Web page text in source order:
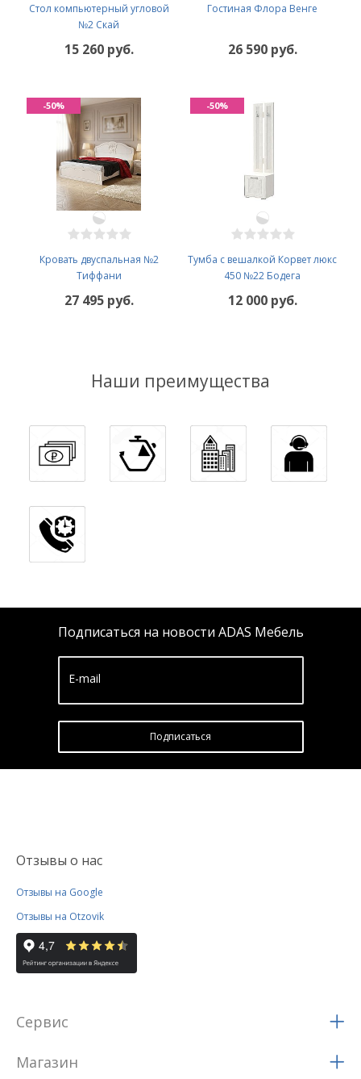
Стол компьютерный угловой
№2 Скай
15 260 руб.
Гостиная Флора Венге
26 590 руб.
Кровать двуспальная №2
Тиффани
27 495 руб.
-50%
Тумба с вешалкой Корвет люкс
450 №22 Бодега
12 000 руб.
-50%
Наши преимущества
Подписаться на новости ADAS Мебель
E-mail
Подписатьcя
Отзывы о нас
Отзывы на Google
Отзывы на Otzovik
Сервис
Магазин